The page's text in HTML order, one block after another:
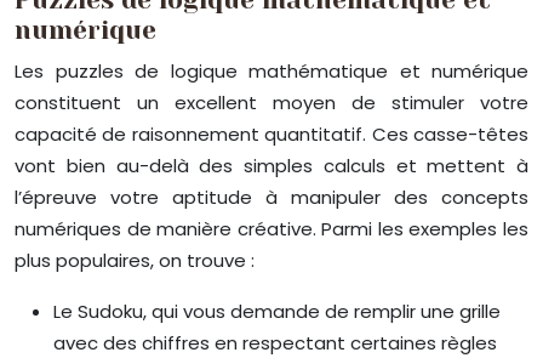
numérique
Les puzzles de logique mathématique et numérique
constituent un excellent moyen de stimuler votre
capacité de raisonnement quantitatif. Ces casse-têtes
vont bien au-delà des simples calculs et mettent à
l’épreuve votre aptitude à manipuler des concepts
numériques de manière créative. Parmi les exemples les
plus populaires, on trouve :
Le Sudoku, qui vous demande de remplir une grille
avec des chiffres en respectant certaines règles